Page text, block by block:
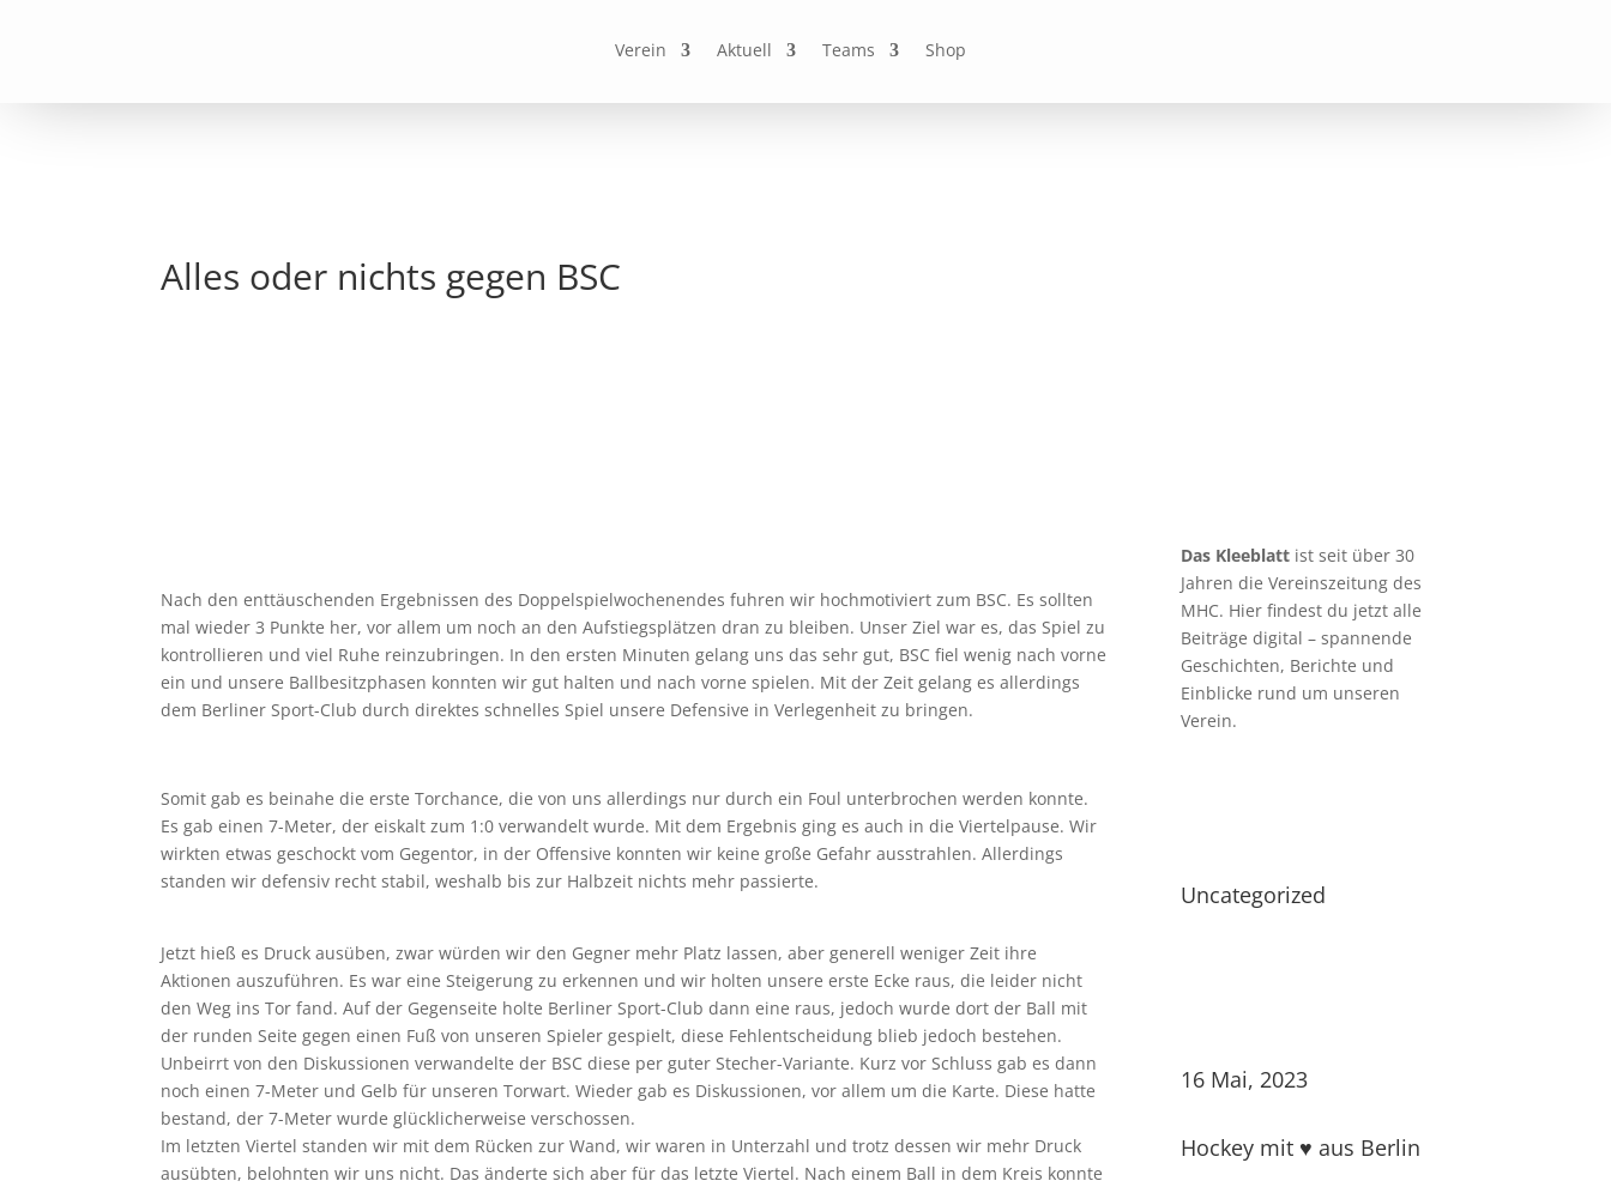
Verein Aktuell Teams Shop
Alles oder nichts gegen BSC
Nach den enttäuschenden Ergebnissen des Doppelspielwochenendes fuhren wir hochmotiviert zum BSC. Es sollten
mal wieder 3 Punkte her, vor allem um noch an den Aufstiegsplätzen dran zu bleiben. Unser Ziel war es, das Spiel zu
kontrollieren und viel Ruhe reinzubringen. In den ersten Minuten gelang uns das sehr gut, BSC fiel wenig nach vorne
ein und unsere Ballbesitzphasen konnten wir gut halten und nach vorne spielen. Mit der Zeit gelang es allerdings
dem Berliner Sport-Club durch direktes schnelles Spiel unsere Defensive in Verlegenheit zu bringen.
Somit gab es beinahe die erste Torchance, die von uns allerdings nur durch ein Foul unterbrochen werden konnte.
Es gab einen 7-Meter, der eiskalt zum 1:0 verwandelt wurde. Mit dem Ergebnis ging es auch in die Viertelpause. Wir
wirkten etwas geschockt vom Gegentor, in der Offensive konnten wir keine große Gefahr ausstrahlen. Allerdings
standen wir defensiv recht stabil, weshalb bis zur Halbzeit nichts mehr passierte.
Jetzt hieß es Druck ausüben, zwar würden wir den Gegner mehr Platz lassen, aber generell weniger Zeit ihre
Aktionen auszuführen. Es war eine Steigerung zu erkennen und wir holten unsere erste Ecke raus, die leider nicht
den Weg ins Tor fand. Auf der Gegenseite holte Berliner Sport-Club dann eine raus, jedoch wurde dort der Ball mit
der runden Seite gegen einen Fuß von unseren Spieler gespielt, diese Fehlentscheidung blieb jedoch bestehen.
Unbeirrt von den Diskussionen verwandelte der BSC diese per guter Stecher-Variante. Kurz vor Schluss gab es dann
noch einen 7-Meter und Gelb für unseren Torwart. Wieder gab es Diskussionen, vor allem um die Karte. Diese hatte
bestand, der 7-Meter wurde glücklicherweise verschossen.
Im letzten Viertel standen wir mit dem Rücken zur Wand, wir waren in Unterzahl und trotz dessen wir mehr Druck
ausübten, belohnten wir uns nicht. Das änderte sich aber für das letzte Viertel. Nach einem Ball in dem Kreis konnte
Das Kleeblatt ist seit über 30
Jahren die Vereinszeitung des
MHC. Hier findest du jetzt alle
Beiträge digital – spannende
Geschichten, Berichte und
Einblicke rund um unseren
Verein.
Uncategorized
16 Mai, 2023
Hockey mit ♥ aus Berlin